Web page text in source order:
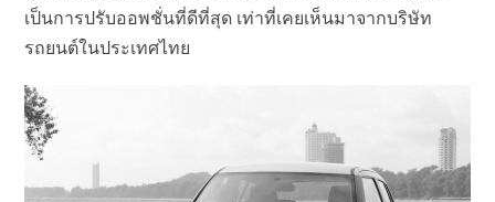
เป็นการปรับออพชั่นที่ดีที่สุด เท่าที่เคยเห็นมาจากบริษัท
รถยนต์ในประเทศไทย